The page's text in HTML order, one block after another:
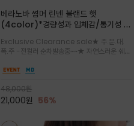
베라노바 썸머 린넨 블랜드 햇
(4color)*경량성과 입체감/통기성 좋
쾌적하게 착용/ 뒷트임 있어서 헤어스타
일링에도 편하게 쓰실수 있습니다
Exclusive Clearance sale★ 주.문.대.
폭.주 -전컬러 순차발송중~~★ 자연스러운 쉐입
련된 포인트/베이직한 컬러 구성으로 어떤 스타
용도 높은 아이템
48,000원
21,000원 56%